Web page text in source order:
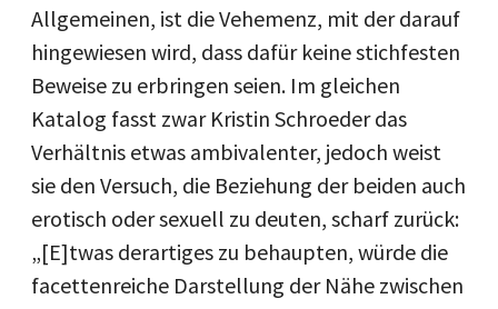
Allgemeinen, ist die Vehemenz, mit der darauf
hingewiesen wird, dass dafür keine stichfesten
Beweise zu erbringen seien. Im gleichen
Katalog fasst zwar Kristin Schroeder das
Verhältnis etwas ambivalenter, jedoch weist
sie den Versuch, die Beziehung der beiden auch
erotisch oder sexuell zu deuten, scharf zurück:
„[E]twas derartiges zu behaupten, würde die
facettenreiche Darstellung der Nähe zwischen